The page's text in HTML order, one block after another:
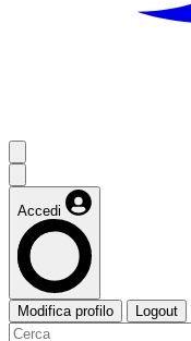
Accedi
Modifica profilo Logout